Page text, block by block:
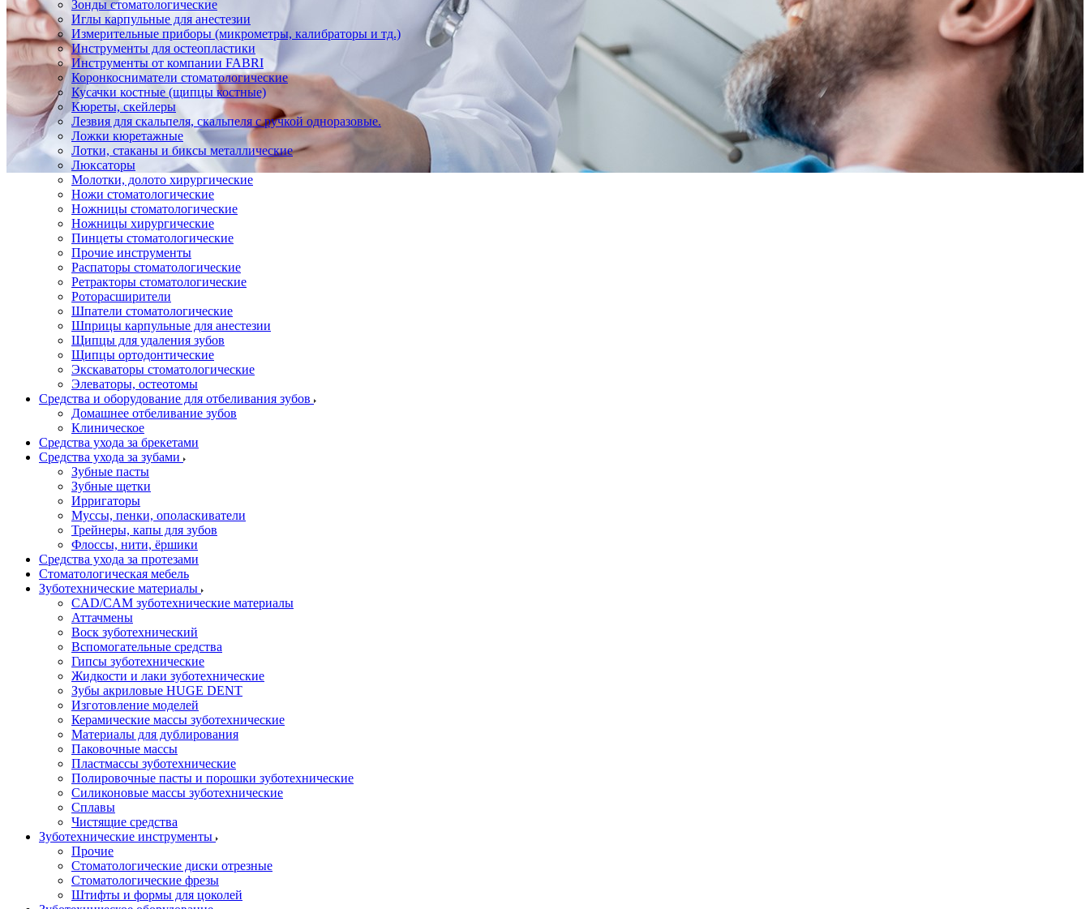
Зонды стоматологические
Иглы карпульные для анестезии
Измерительные приборы (микрометры, калибраторы и тд.)
Инструменты для остеопластики
Инструменты от компании FABRI
Коронкосниматели стоматологические
Кусачки костные (щипцы костные)
Кюреты, скейлеры
Лезвия для скальпеля, скальпеля с ручкой одноразовые.
Ложки кюретажные
Лотки, стаканы и биксы металлические
Люксаторы
Молотки, долото хирургические
Ножи стоматологические
Ножницы стоматологические
Ножницы хирургические
Пинцеты стоматологические
Прочие инструменты
Распаторы стоматологические
Ретракторы стоматологические
Роторасширители
Шпатели стоматологические
Шприцы карпульные для анестезии
Щипцы для удаления зубов
Щипцы ортодонтические
Экскаваторы стоматологические
Элеваторы, остеотомы
Средства и оборудование для отбеливания зубов
Домашнее отбеливание зубов
Клиническое
Средства ухода за брекетами
Средства ухода за зубами
Зубные пасты
Зубные щетки
Ирригаторы
Муссы, пенки, ополаскиватели
Трейнеры, капы для зубов
Флоссы, нити, ёршики
Средства ухода за протезами
Стоматологическая мебель
Зуботехнические материалы
CAD/CAM зуботехнические материалы
Аттачмены
Воск зуботехнический
Вспомогательные средства
Гипсы зуботехнические
Жидкости и лаки зуботехнические
Зубы акриловые HUGE DENT
Изготовление моделей
Керамические массы зуботехнические
Материалы для дублирования
Паковочные массы
Пластмассы зуботехнические
Полировочные пасты и порошки зуботехнические
Силиконовые массы зуботехнические
Сплавы
Чистящие средства
Зуботехнические инструменты
Прочие
Стоматологические диски отрезные
Стоматологические фрезы
Штифты и формы для цоколей